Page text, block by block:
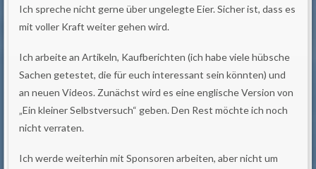
Ich spreche nicht gerne über ungelegte Eier. Sicher ist, dass es
mit voller Kraft weiter gehen wird.
Ich arbeite an Artikeln, Kaufberichten (ich habe viele hübsche
Sachen getestet, die für euch interessant sein könnten) und
an neuen Videos. Zunächst wird es eine englische Version von
„Ein kleiner Selbstversuch“ geben. Den Rest möchte ich noch
nicht verraten.
Ich werde weiterhin mit Sponsoren arbeiten, aber nicht um